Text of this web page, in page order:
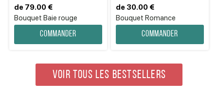
Bouquet Baie rouge
de 79.00 €
Commander
Bouquet Romance
de 30.00 €
Commander
VOIR TOUS LES BESTSELLERS